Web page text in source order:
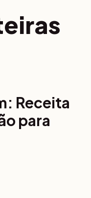
Receita
para